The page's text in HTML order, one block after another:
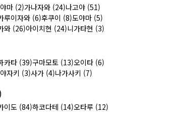
마 (2)가나자와 (24)나고야 (51)
루이자와 (6)후쿠이 (8)도야마 (5)
와 (26)아이치현 (24)니가타현 (3)
카타 (39)구마모토 (13)오이타 (6)
자키 (3)사가 (4)나가사키 (7)
이도 (84)하코다테 (14)오타루 (12)